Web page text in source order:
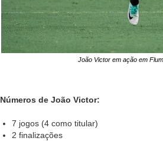
João Victor em ação em
Números de João Victor:
7 jogos (4 como titular)
2 finalizações